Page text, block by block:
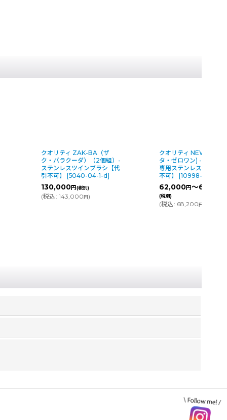
クオリティ ZAK-BA（ザ
ク・バラクーダ）（2個組）-
ステンレスツインブラシ【代
引不可】
[5040-04-1-d]
130,000円(税別)
(税込: 143,000円)
クオリティ NEW β-01(
タ・ゼロワン) - カーペ
専用ステンレスブラシ
不可】
[10998-04-1-d
62,000円～68,800
(税別)
(税込: 68,200円